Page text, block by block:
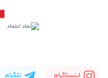
اینستاگرام تلگرام